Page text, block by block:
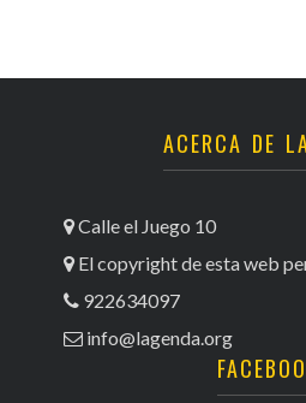
ACERCA DE
Calle el Juego 10
El copyright de esta web
922634097
info@lagenda.org